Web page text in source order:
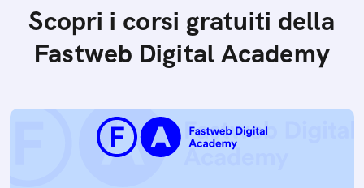
Scopri i corsi gratuiti della
Fastweb Digital Academy